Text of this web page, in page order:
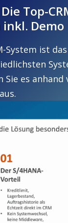
Top-
Demo
System ist
Sie es